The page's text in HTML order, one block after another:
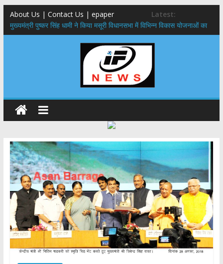
About Us | Contact Us | epaper
Latest:
मुख्यमंत्री पुष्कर सिंह धामी ने किया मसूरी विधानसभा में विभिन्न विकास योजनाओं का
लोकार्पण – शिलान्यास
एमडीडीए बोर्ड बैठक, देहरादून और मसूरी के विकास के लिए 25 बड़े प्रस्तावों को मिली
बुजुर्ग-दिव्यांगों के घर जाएंगे बीएलओ, करेंगे नोटिसों का निस्तारण
​देहरादून में 11 अगस्त को लगेगा एक दिवसीय रोजगार मेला, 559 पदों पर होगी भर्ती
पुष्पवर्षा और चरण प्रक्षालन के साथ देवभूमि ने किया शिवभक्त कांवड़ियों का
अभिनंदन,मुख्यमंत्री ने स्वास्थ्य सेवा शिविर का किया शुभारंभ, श्रद्धालुओं को अपने
हाथों से परोसा भोजन